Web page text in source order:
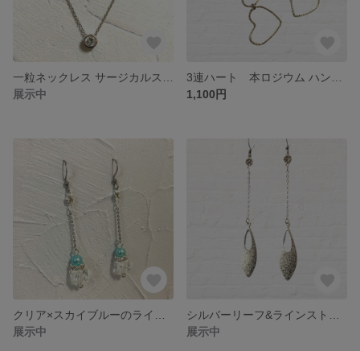
展示中
1,100円
展示中
展示中